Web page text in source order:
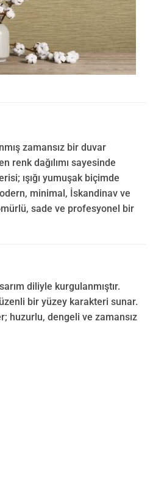
zamansız bir duvar
renk dağılımı sayesinde
ışığı yumuşak biçimde
minimal, İskandinav ve
sade ve profesyonel bir
diliyle kurgulanmıştır.
bir yüzey karakteri sunar.
huzurlu, dengeli ve zamansız